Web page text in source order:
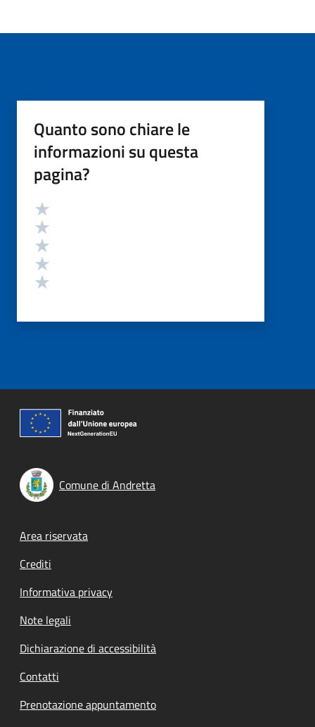
Quanto sono chiare le
informazioni su questa
pagina?
Valutazione
Comune di Andretta
Footer menu
Area riservata
Crediti
Informativa privacy
Note legali
Dichiarazione di accessibilità
Contatti
Prenotazione appuntamento